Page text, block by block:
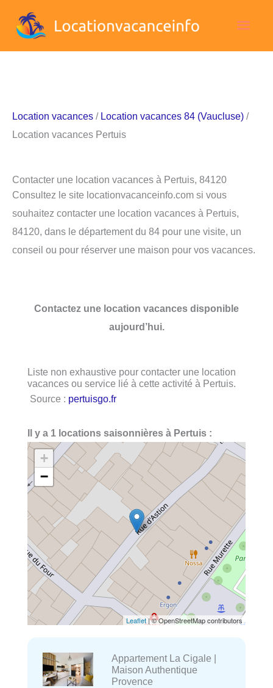
Location vacances / Location vacances 84 (Vaucluse) /
Location vacances Pertuis
Contacter une location vacances à Pertuis, 84120
Consultez le site locationvacanceinfo.com si vous
souhaitez contacter une location vacances à Pertuis,
84120, dans le département du 84 pour une visite, un
conseil ou pour réserver une maison pour vos vacances.
Contactez une location vacances disponible
aujourd’hui.
Liste non exhaustive pour contacter une location
vacances ou service lié à cette activité à Pertuis.
Source : pertuisgo.fr
Il y a 1 locations saisonnières à Pertuis :
+
−
Leaflet | © OpenStreetMap contributors
Appartement La Cigale |
Maison Authentique
Provence